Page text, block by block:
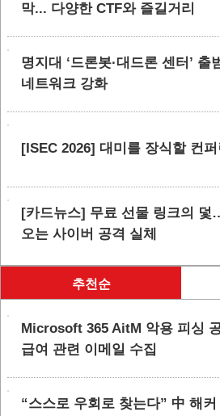
막... 다양한 CTF와 즐길거리
명지대 ‘드론봇·대드론 센터’
네트워크 강화
[ISEC 2026] 대미를 장식할 컨
[카드뉴스] 무료 선물 링크의 덫
오는 사이버 공격 실체
추천순
Microsoft 365 AitM 악용 피싱
급여 관련 이메일 수집
“스스로 우회로 찾는다” 中 해커